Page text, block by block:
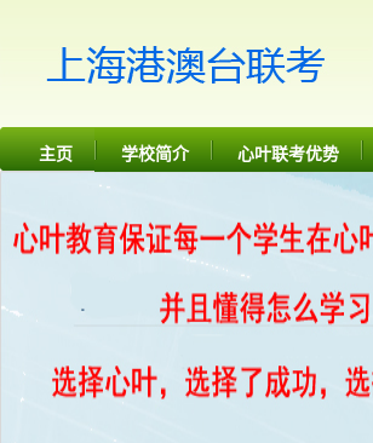
主页 学校简介 心叶联考优势